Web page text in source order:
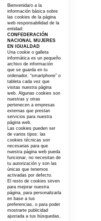
Bienvenida/o a la
información básica sobre
las cookies de la página
web responsabilidad de la
entidad:
CONFEDERACIÓN
NACIONAL MUJERES
EN IGUALDAD
Una cookie o galleta
informática es un pequeño
archivo de información
que se guarda en tu
ordenador, “smartphone” o
tableta cada vez que
visitas nuestra página
web. Algunas cookies son
nuestras y otras
pertenecen a empresas
externas que prestan
servicios para nuestra
página web.
Las cookies pueden ser
de varios tipos: las
cookies técnicas son
necesarias para que
nuestra página web pueda
funcionar, no necesitan de
tu autorización y son las
únicas que tenemos
activadas por defecto.
El resto de cookies sirven
para mejorar nuestra
página, para personalizarla
en base a tus
preferencias, o para poder
mostrarte publicidad
ajustada a tus búsquedas,